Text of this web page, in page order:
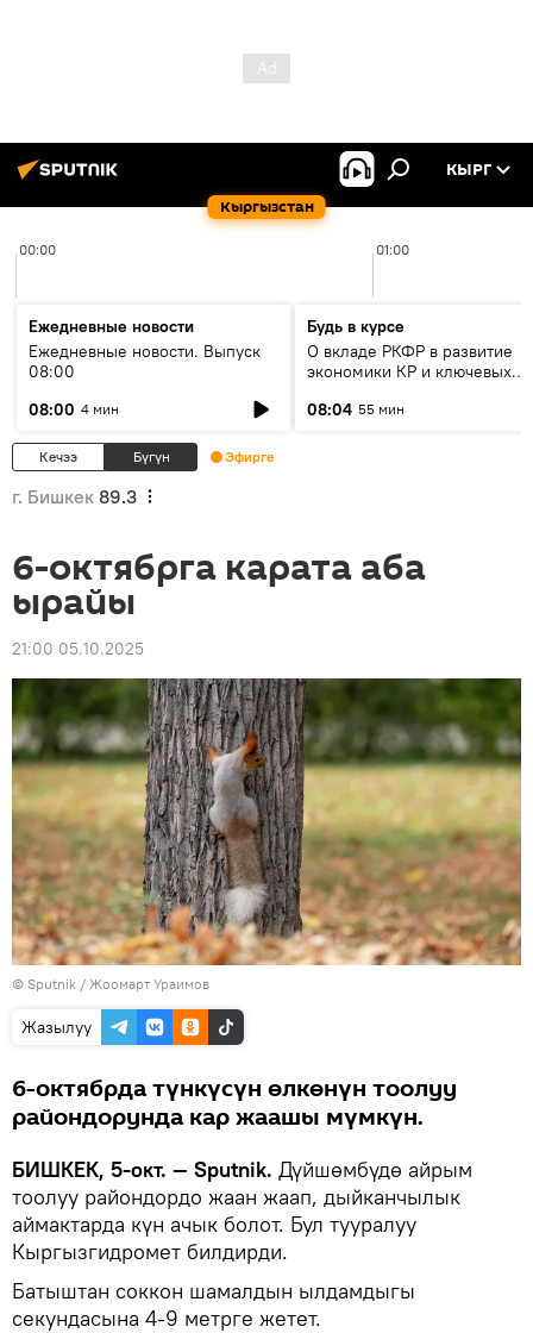
Кыргызстан
КЫРГ
00:00 01:00
Ежедневные новости
Ежедневные новости. Выпуск
08:00
08:00 4 мин
Будь в курсе
О вкладе РКФР в развитие
экономики КР и ключевых
08:04 55 мин
Кечээ Бүгүн Эфирге
г. Бишкек 89.3
6-октябрга карата аба
ырайы
21:00 05.10.2025
© Sputnik / Жоомарт Ураимов
Жазылуу
6-октябрда түнкүсүн өлкөнүн тоолуу
райондорунда кар жаашы мүмкүн.
БИШКЕК, 5-окт. — Sputnik. Дүйшөмбүдө айрым
тоолуу райондордо жаан жаап, дыйканчылык
аймактарда күн ачык болот. Бул тууралуу
Кыргызгидромет билдирди.
Батыштан соккон шамалдын ылдамдыгы
секундасына 4-9 метрге жетет.